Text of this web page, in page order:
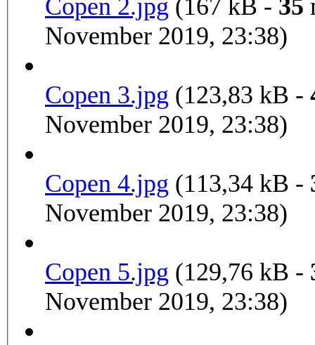
Copen 2.jpg (167 kB - 35
November 2019, 23:38)
Copen 3.jpg (123,83 kB -
November 2019, 23:38)
Copen 4.jpg (113,34 kB -
November 2019, 23:38)
Copen 5.jpg (129,76 kB -
November 2019, 23:38)